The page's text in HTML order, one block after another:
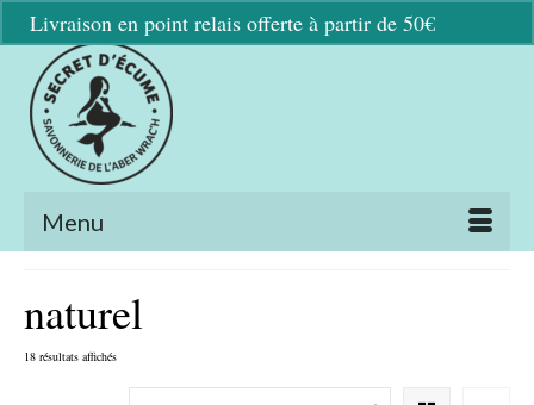
Livraison en point relais offerte à partir de 50€
Menu
naturel
18 résultats affichés